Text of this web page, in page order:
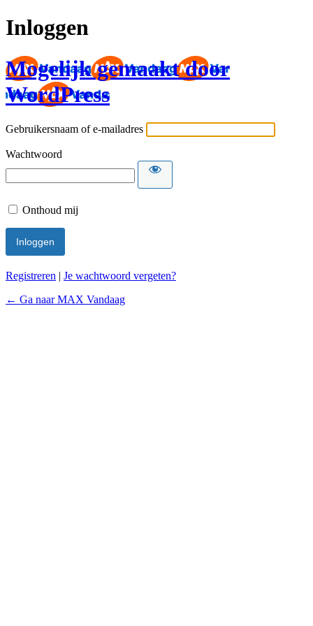
Inloggen
Mogelijk gemaakt door
WordPress
Gebruikersnaam of e-mailadres
Wachtwoord
Onthoud mij
Registreren | Je wachtwoord vergeten?
← Ga naar MAX Vandaag